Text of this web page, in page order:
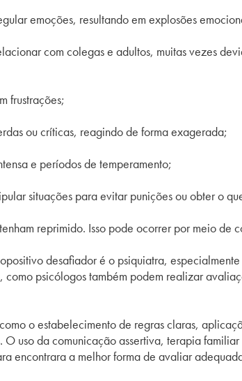
emoções, resultando em explosões
com colegas e adultos, muitas vezes
frustrações;
ou críticas, reagindo de forma exagerada;
e períodos de temperamento;
situações para evitar punições ou obter o
reprimido. Isso pode ocorrer por meio de
desafiador é o psiquiatra,
psicólogos também podem realizar
o estabelecimento de regras claras,
uso da comunicação assertiva, terapia
encontrara a melhor forma de avaliar